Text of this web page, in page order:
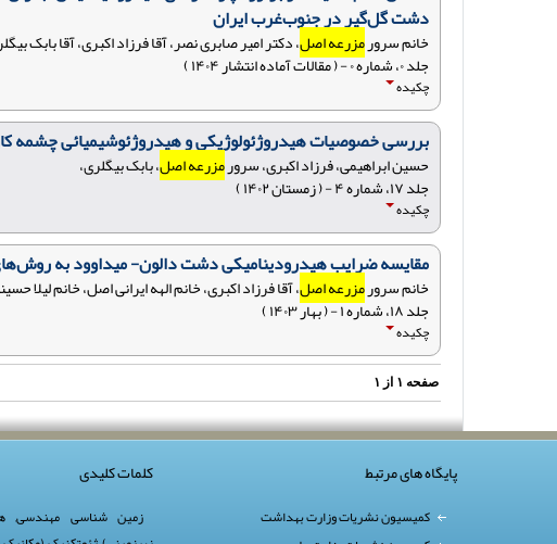
دشت گل‌گیر در جنوب‌غرب ایران
خانم سرورمزرعه اصل، دکتر امیر صابری نصر، آقا فرزاد اکبری، آقا بابک
جلد ۰، شماره ۰ - ( مقالات آماده انتشار ۱۴۰۴ )
چکیده
بررسی خصوصیات هیدروژئولوژیکی و هیدروژئوشیمیائی چشمه
حسین ابراهیمی، فرزاد اکبری، سرورمزرعه اصل، بابک بیگلری،
جلد ۱۷، شماره ۴ - ( زمستان ۱۴۰۲ )
چکیده
مقایسه ضرایب هیدرودینامیکی دشت دالون- میداوود به
خانم سرورمزرعه اصل، آقا فرزاد اکبری، خانم الهه ایرانی اصل، خانم لیلا
جلد ۱۸، شماره ۱ - ( بهار ۱۴۰۳ )
چکیده
صفحه ۱ از ۱
پایگاه های مرتبط
کمیسیون نشریات وزارت بهداشت
کلمات کلیدی
زمین شناسی مهندسی,